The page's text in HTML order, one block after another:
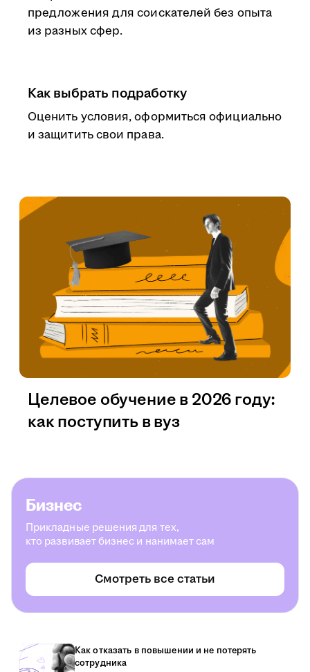
предложения для соискателей без опыта
из разных сфер.
Как выбрать подработку
Оценить условия, оформиться официально
и защитить свои права.
Целевое обучение в 2026 году:
как поступить в вуз
Бизнес
Прикладные решения для тех,
кто развивает бизнес и нанимает сам
Смотреть все статьи
Как отказать в повышении и не потерять
сотрудника